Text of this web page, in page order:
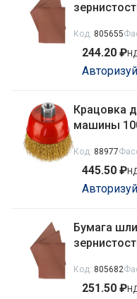
Код: 805655
244.20 ₽
Крацовка
машины
35142-100
Код: 88977
445.50 ₽
Бумага
Код: 805682
251.50 ₽